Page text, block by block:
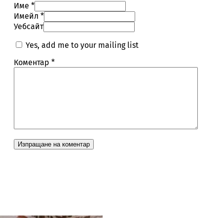
Име *
Имейл *
Уебсайт
Yes, add me to your mailing list
Коментар *